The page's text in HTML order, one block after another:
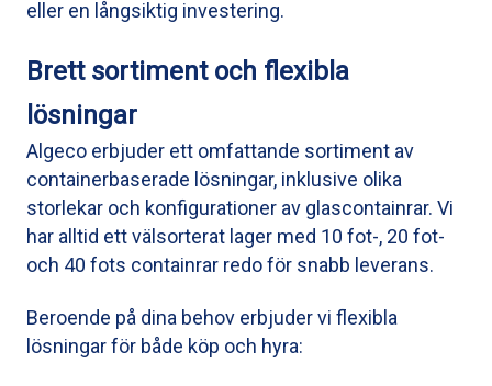
eller en långsiktig investering.
Brett sortiment och flexibla
lösningar
Algeco erbjuder ett omfattande sortiment av
containerbaserade lösningar, inklusive olika
storlekar och konfigurationer av glascontainrar. Vi
har alltid ett välsorterat lager med 10 fot-, 20 fot-
och 40 fots containrar redo för snabb leverans.
Beroende på dina behov erbjuder vi flexibla
lösningar för både köp och hyra: